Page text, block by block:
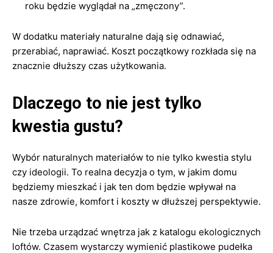
roku będzie wyglądał na „zmęczony”.
W dodatku materiały naturalne dają się odnawiać,
przerabiać, naprawiać. Koszt początkowy rozkłada się na
znacznie dłuższy czas użytkowania.
Dlaczego to nie jest tylko
kwestia gustu?
Wybór naturalnych materiałów to nie tylko kwestia stylu
czy ideologii. To realna decyzja o tym, w jakim domu
będziemy mieszkać i jak ten dom będzie wpływał na
nasze zdrowie, komfort i koszty w dłuższej perspektywie.
Nie trzeba urządzać wnętrza jak z katalogu ekologicznych
loftów. Czasem wystarczy wymienić plastikowe pudełka